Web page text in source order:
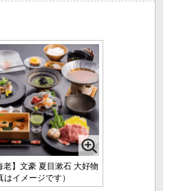
老】文豪 夏目漱石 大好物
イメージです）